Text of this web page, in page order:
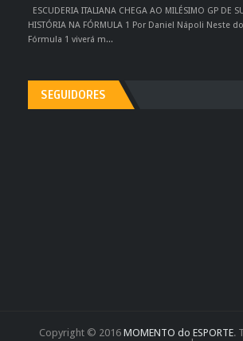
ESCUDERIA ITALIANA CHEGA AO MILÉSIMO GP DE
HISTÓRIA NA FÓRMULA 1 Por Daniel Nápoli Neste
Fórmula 1 viverá m...
SEGUIDORES
Copyright © 2016 MOMENTO do ESPORTE.